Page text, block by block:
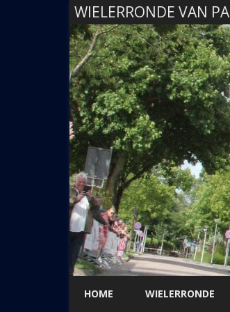
WIELERRONDE VAN
HOME WIELERRONDE